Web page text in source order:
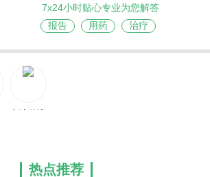
7x24小时贴心专业为您解答
报告
用药 治疗
热点推荐